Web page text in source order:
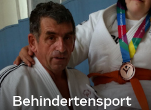
Behindertensport